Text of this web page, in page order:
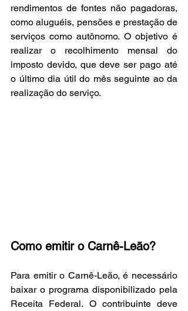
rendimentos de fontes não pagadoras,
como aluguéis, pensões e prestação de
serviços como autônomo. O objetivo é
realizar o recolhimento mensal do
imposto devido, que deve ser pago até
o último dia útil do mês seguinte ao da
realização do serviço.
Como emitir o Carnê-Leão?
Para emitir o Carnê-Leão, é necessário
baixar o programa disponibilizado pela
Receita Federal. O contribuinte deve